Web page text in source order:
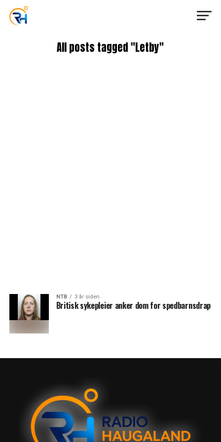
All posts tagged "Letby"
NTB 3 år siden
Britisk sykepleier anker dom for spedbarnsdrap